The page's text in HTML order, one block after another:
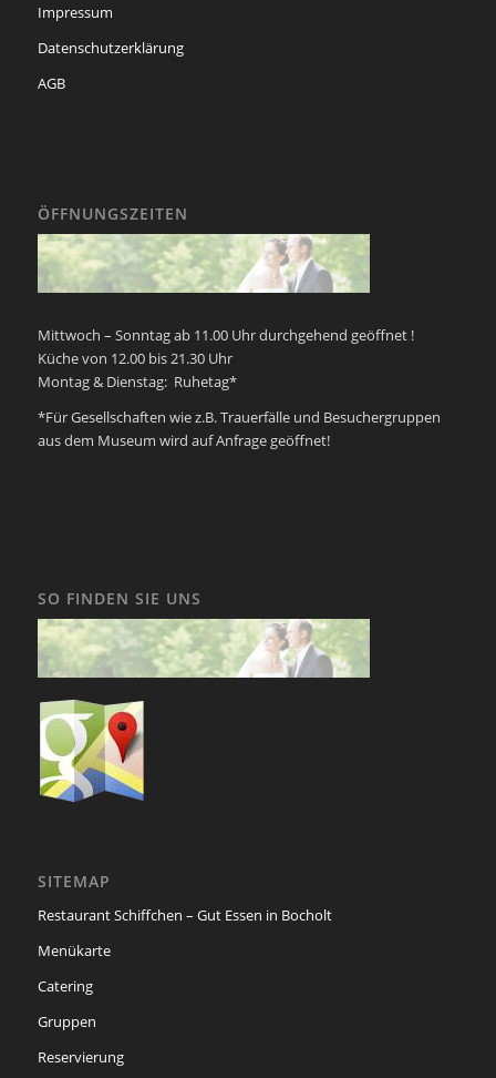
Impressum
Datenschutzerklärung
AGB
ÖFFNUNGSZEITEN
Mittwoch – Sonntag ab 11.00 Uhr durchgehend geöffnet !
Küche von 12.00 bis 21.30 Uhr
Montag & Dienstag: Ruhetag*
*Für Gesellschaften wie z.B. Trauerfälle und Besuchergruppen
aus dem Museum wird auf Anfrage geöffnet!
SO FINDEN SIE UNS
SITEMAP
Restaurant Schiffchen – Gut Essen in Bocholt
Menükarte
Catering
Gruppen
Reservierung